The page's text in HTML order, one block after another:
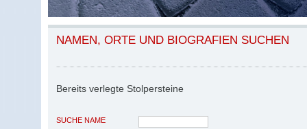
NAMEN, ORTE UND BIOGRAFIEN SUCHEN
Bereits verlegte Stolpersteine
SUCHE NAME